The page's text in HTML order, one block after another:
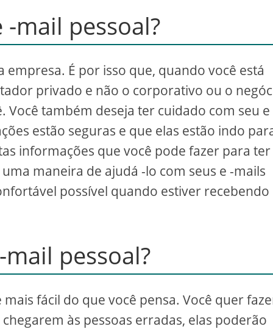
mail pessoal?
empresa. É por isso que, quando você está
privado e não o corporativo ou o
também deseja ter cuidado com seu e
estão seguras e que elas estão indo
informações que você pode fazer para ter
maneira de ajudá -lo com seus e -mails
possível quando estiver recebendo
pessoal?
fácil do que você pensa. Você quer
às pessoas erradas, elas poderão